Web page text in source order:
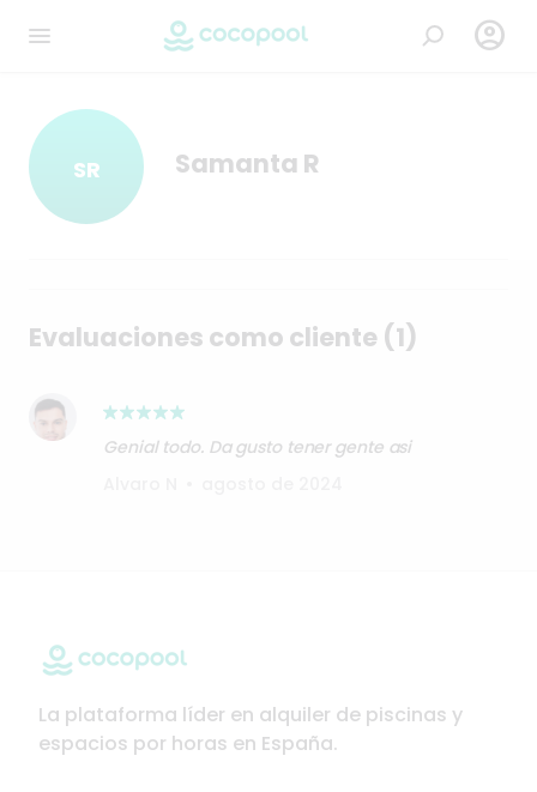

SR Samanta R
Evaluaciones como cliente (1)
Genial todo. Da gusto tener gente asi
La plataforma líder en alquiler de piscinas y
espacios por horas en España.